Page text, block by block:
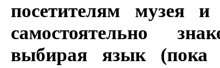
посетителям музея и
самостоятельно
выбирая язык (пока